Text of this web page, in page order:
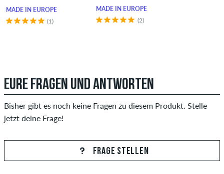
MADE IN EUROPE
(1)
MADE IN EUROPE
(2)
EURE FRAGEN UND ANTWORTEN
Bisher gibt es noch keine Fragen zu diesem Produkt. Stelle
jetzt deine Frage!
FRAGE STELLEN